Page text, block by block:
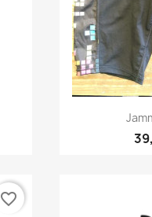
favorite_border